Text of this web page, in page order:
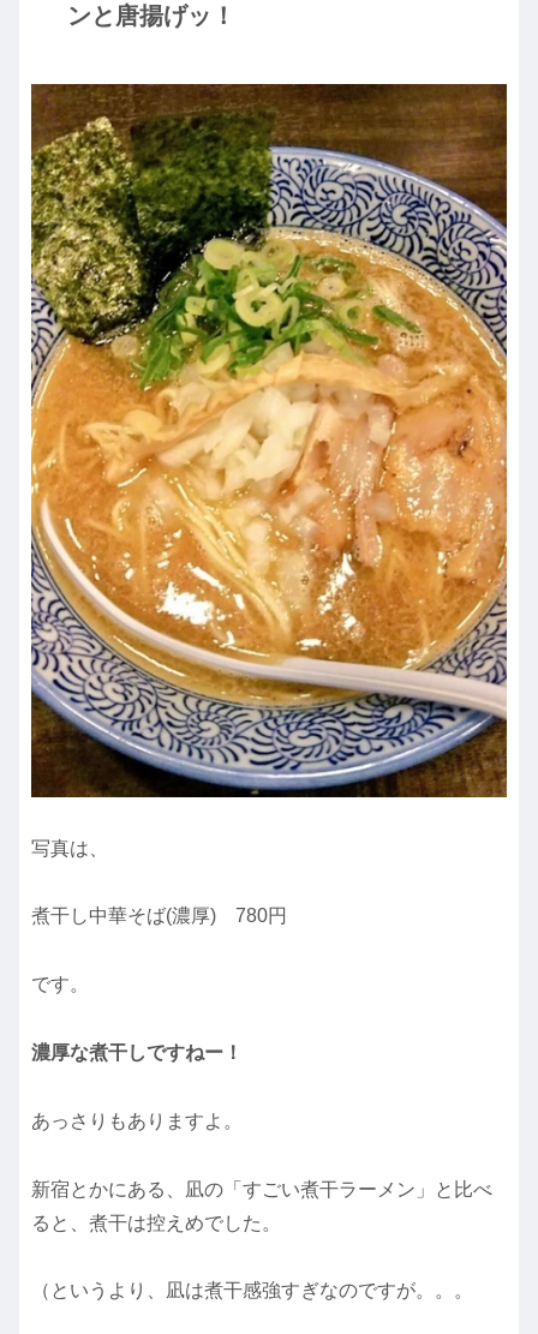
ンと唐揚げッ！
写真は、
煮干し中華そば(濃厚) 780円
です。
濃厚な煮干しですねー！
あっさりもありますよ。
新宿とかにある、凪の「すごい煮干ラーメン」と比べ
ると、煮干は控えめでした。
（というより、凪は煮干感強すぎなのですが。。。